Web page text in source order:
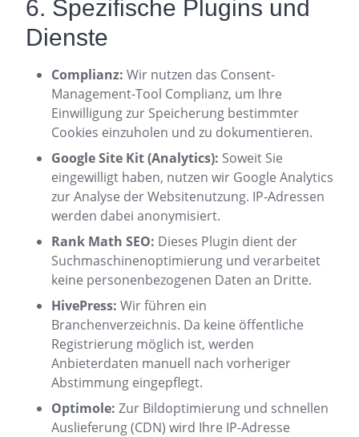
6. Spezifische Plugins und
Dienste
Complianz: Wir nutzen das Consent-
Management-Tool Complianz, um Ihre
Einwilligung zur Speicherung bestimmter
Cookies einzuholen und zu dokumentieren.
Google Site Kit (Analytics): Soweit Sie
eingewilligt haben, nutzen wir Google Analytics
zur Analyse der Websitenutzung. IP-Adressen
werden dabei anonymisiert.
Rank Math SEO: Dieses Plugin dient der
Suchmaschinenoptimierung und verarbeitet
keine personenbezogenen Daten an Dritte.
HivePress: Wir führen ein
Branchenverzeichnis. Da keine öffentliche
Registrierung möglich ist, werden
Anbieterdaten manuell nach vorheriger
Abstimmung eingepflegt.
Optimole: Zur Bildoptimierung und schnellen
Auslieferung (CDN) wird Ihre IP-Adresse